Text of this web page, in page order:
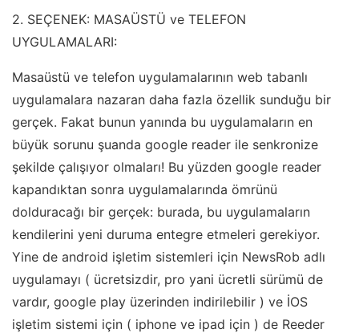
2. SEÇENEK: MASAÜSTÜ ve TELEFON
UYGULAMALARI:
Masaüstü ve telefon uygulamalarının web tabanlı
uygulamalara nazaran daha fazla özellik sunduğu bir
gerçek. Fakat bunun yanında bu uygulamaların en
büyük sorunu şuanda google reader ile senkronize
şekilde çalışıyor olmaları! Bu yüzden google reader
kapandıktan sonra uygulamalarında ömrünü
dolduracağı bir gerçek: burada, bu uygulamaların
kendilerini yeni duruma entegre etmeleri gerekiyor.
Yine de android işletim sistemleri için NewsRob adlı
uygulamayı ( ücretsizdir, pro yani ücretli sürümü de
vardır, google play üzerinden indirilebilir ) ve İOS
işletim sistemi için ( iphone ve ipad için ) de Reeder